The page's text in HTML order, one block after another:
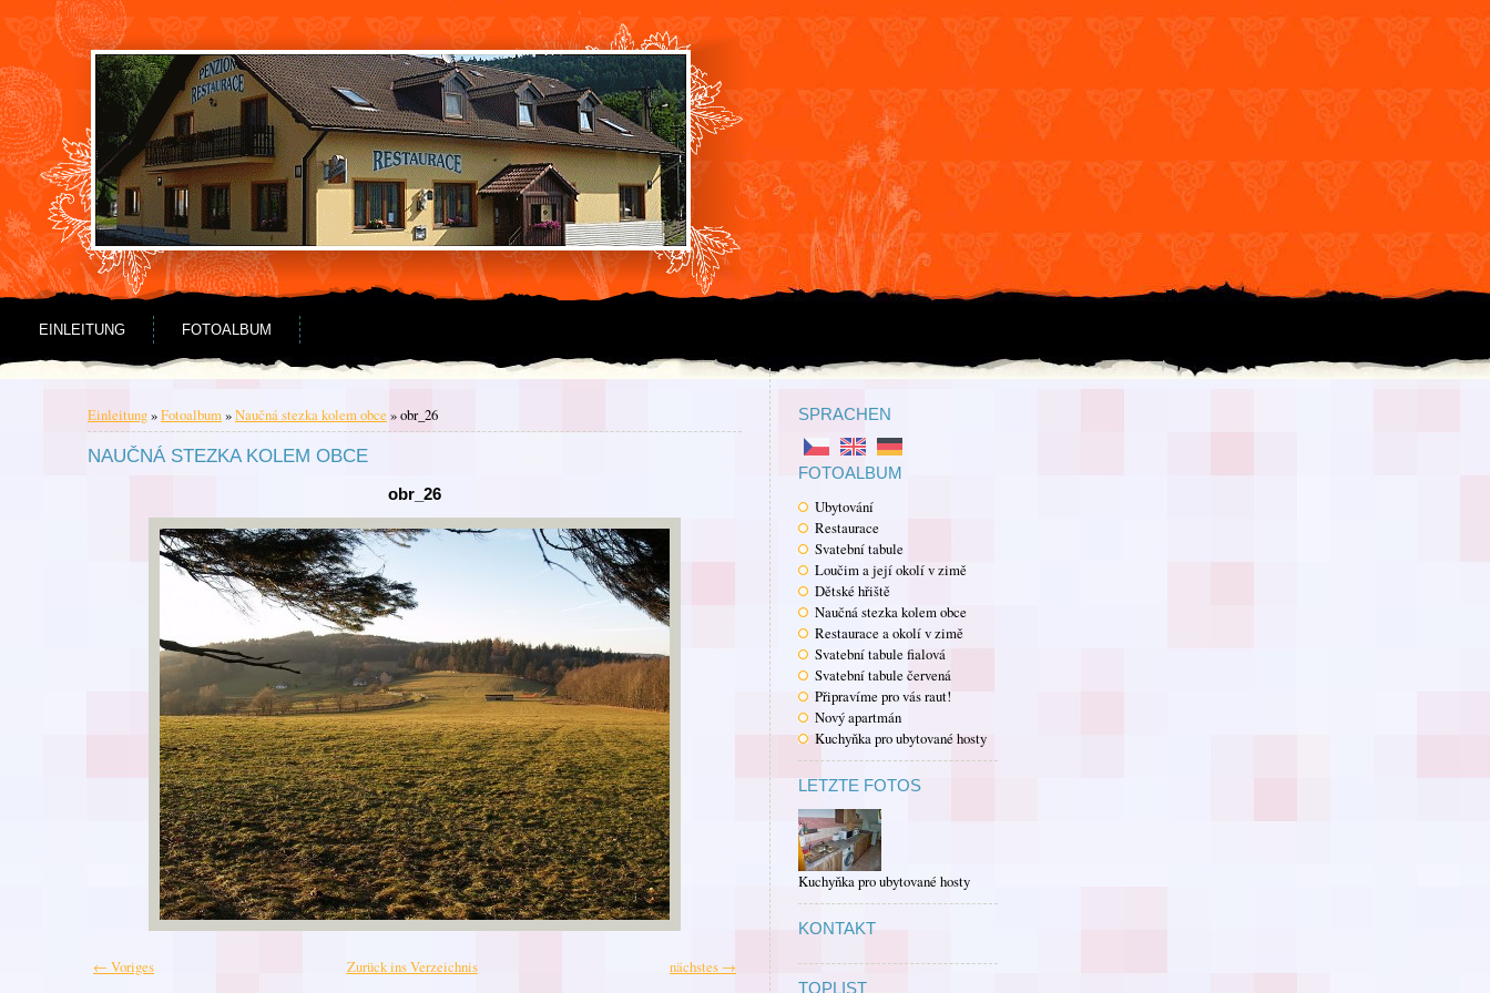
Zum Inhalt springen
Zum Menü springen
EINLEITUNG FOTOALBUM
SPRACHEN
FOTOALBUM
Ubytování
Restaurace
Svatební tabule
Loučim a její okolí v zimě
Dětské hřiště
Naučná stezka kolem obce
Restaurace a okolí v zimě
Svatební tabule fialová
Svatební tabule červená
Připravíme pro vás raut!
Nový apartmán
Kuchyňka pro ubytované hosty
LETZTE FOTOS
Kuchyňka pro ubytované hosty
KONTAKT
TOPLIST
Einleitung»Fotoalbum»Naučná stezka kolem obce »obr_26
NAUČNÁ STEZKA KOLEM OBCE
obr_26
← Voriges nächstes →
Zurück ins Verzeichnis